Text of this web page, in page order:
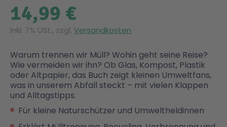
Sachbücher / Wissen
Zeit & Reise
Puzzle & Legespiele
Holzspielwaren
Elektronische Spielwaren
DUPLO®
Friends
Jurassic World™
Family Fun
Figures
Fun Stars
14,99 €
Inkl. 7% USt., zzgl. Versandkosten
Warum trennen wir Müll? Wohin geht seine Reise?
Wie vermeiden wir ihn? Ob Glas, Kompost, Plastik
oder Altpapier, das Buch zeigt kleinen Umweltfans,
was in unserem Abfall steckt – mit vielen Klappen
und Alltagstipps.
Für kleine Naturschützer und Umweltheldinnen